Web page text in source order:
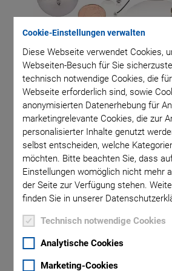
Cookie-Einstellungen verwalten
Diese Webseite verwendet Cookies,
Webseiten-Besuch für Sie
technisch notwendige Cookies, die
Webseite erforderlich sind, sowie
anonymisierten Datenerhebung für
marketingrelevante Cookies, die zur
personalisierter Inhalte genutzt
selbst entscheiden, welche
möchten. Bitte beachten Sie, dass
Einstellungen womöglich nicht mehr
der Seite zur Verfügung stehen.
finden Sie in unserer
Technisch notwendige Cookies
Analytische Cookies
Marketing-Cookies
Medizinischer HIFU
Therapeutischer Ultraschall
Sonar Transducer
Hydrophone